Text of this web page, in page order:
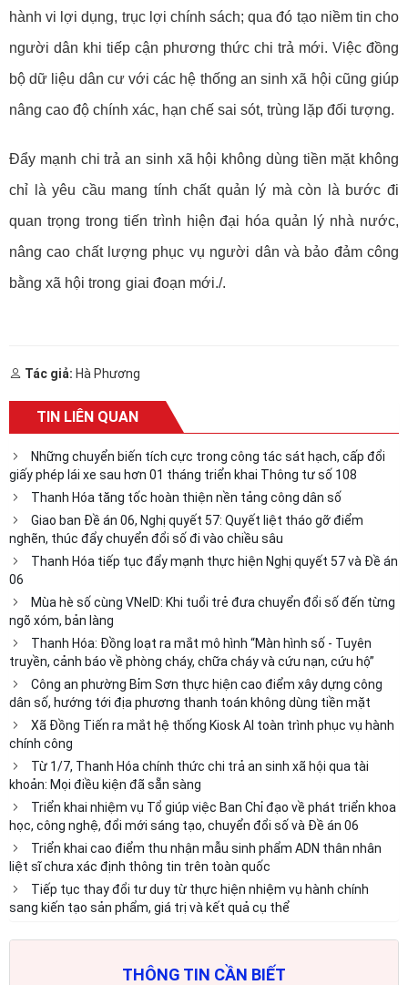
hành vi lợi dụng, trục lợi chính sách; qua đó tạo niềm tin cho
người dân khi tiếp cận phương thức chi trả mới. Việc đồng
bộ dữ liệu dân cư với các hệ thống an sinh xã hội cũng giúp
nâng cao độ chính xác, hạn chế sai sót, trùng lặp đối tượng.
Đẩy mạnh chi trả an sinh xã hội không dùng tiền mặt không
chỉ là yêu cầu mang tính chất quản lý mà còn là bước đi
quan trọng trong tiến trình hiện đại hóa quản lý nhà nước,
nâng cao chất lượng phục vụ người dân và bảo đảm công
bằng xã hội trong giai đoạn mới./.
Tác giả: Hà Phương
TIN LIÊN QUAN
Những chuyển biến tích cực trong công tác sát hạch, cấp đổi
giấy phép lái xe sau hơn 01 tháng triển khai Thông tư số 108
Thanh Hóa tăng tốc hoàn thiện nền tảng công dân số
Giao ban Đề án 06, Nghị quyết 57: Quyết liệt tháo gỡ điểm
nghẽn, thúc đẩy chuyển đổi số đi vào chiều sâu
Thanh Hóa tiếp tục đẩy mạnh thực hiện Nghị quyết 57 và Đề án
06
Mùa hè số cùng VNeID: Khi tuổi trẻ đưa chuyển đổi số đến từng
ngõ xóm, bản làng
Thanh Hóa: Đồng loạt ra mắt mô hình “Màn hình số - Tuyên
truyền, cảnh báo về phòng cháy, chữa cháy và cứu nạn, cứu hộ”
Công an phường Bỉm Sơn thực hiện cao điểm xây dựng công
dân số, hướng tới địa phương thanh toán không dùng tiền mặt
Xã Đồng Tiến ra mắt hệ thống Kiosk AI toàn trình phục vụ hành
chính công
Từ 1/7, Thanh Hóa chính thức chi trả an sinh xã hội qua tài
khoản: Mọi điều kiện đã sẵn sàng
Triển khai nhiệm vụ Tổ giúp việc Ban Chỉ đạo về phát triển khoa
học, công nghệ, đổi mới sáng tạo, chuyển đổi số và Đề án 06
Triển khai cao điểm thu nhận mẫu sinh phẩm ADN thân nhân
liệt sĩ chưa xác định thông tin trên toàn quốc
Tiếp tục thay đổi tư duy từ thực hiện nhiệm vụ hành chính
sang kiến tạo sản phẩm, giá trị và kết quả cụ thể
THÔNG TIN CẦN BIẾT